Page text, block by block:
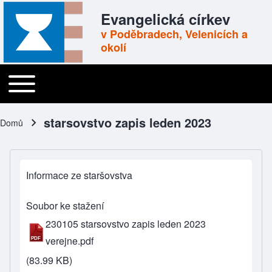
Evangelická církev
v Poděbradech, Velenicích a
okolí
Main navigation
Toggle main menu
Domů starsovstvo zapis leden 2023
Informace ze staršovstva
Soubor ke stažení
230105 starsovstvo zapis leden 2023
verejne.pdf
(83.99 KB)